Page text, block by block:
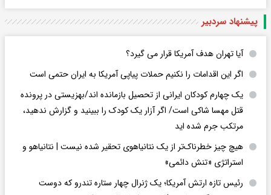
پیشنهاد سردبیر
آیا تهران هدف آمریکا قرار می گیرد؟
اگر این اقدامات را نکنیم حملات پیاپی آمریکا به ایران حتمی است
یک چهارم کودکان ایرانی از تحصیل بازمانده اند/بهزیستی در پرونده
قتل مهسا شاکی است/ اگر آزار یک کودک را ببینید و گزارش ندهید،
مرتکب جرم شده اید
هیچ چیز خطرناک‌تر از یک نتانیاهوی تحقیر شده نیست | نتانیاهو و
استراتژی «تنش دائمی»
رئیس تازه ارتش آمریکا؛ یک ژنرال چهار ستاره تندرو که دوست